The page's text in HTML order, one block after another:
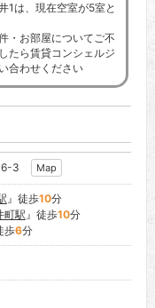
1は、現在空室が5室と
・お部屋についてご不
たら賃貸コンシェルジ
合わせください
3 Map
』徒歩10分
町駅』徒歩10分
歩6分